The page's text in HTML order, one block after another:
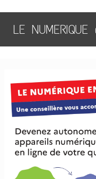
LE NUMERIQUE